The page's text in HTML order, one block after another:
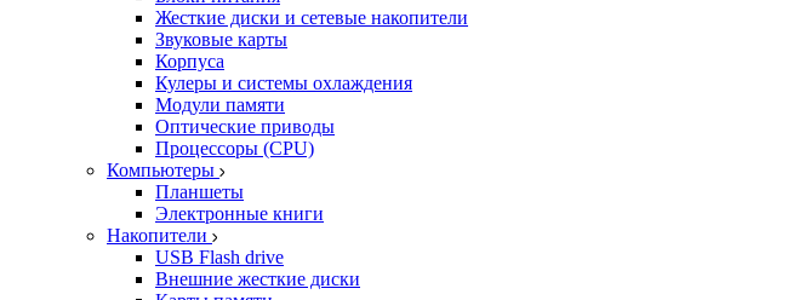
Жесткие диски и сетевые накопители
Звуковые карты
Корпуса
Кулеры и системы охлаждения
Модули памяти
Оптические приводы
Процессоры (CPU)
Компьютеры
Планшеты
Электронные книги
Накопители
USB Flash drive
Внешние жесткие диски